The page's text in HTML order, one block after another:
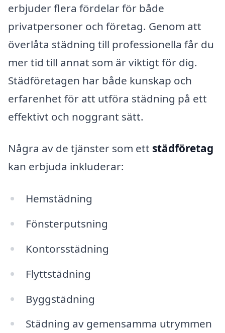
erbjuder flera fördelar för både
privatpersoner och företag. Genom att
överlåta städning till professionella får du
mer tid till annat som är viktigt för dig.
Städföretagen har både kunskap och
erfarenhet för att utföra städning på ett
effektivt och noggrant sätt.
Några av de tjänster som ett städföretag
kan erbjuda inkluderar:
Hemstädning
Fönsterputsning
Kontorsstädning
Flyttstädning
Byggstädning
Städning av gemensamma utrymmen